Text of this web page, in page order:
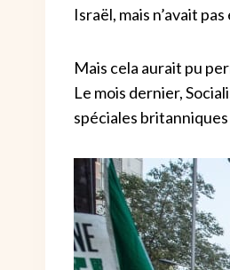
Israël, mais n’avait
Mais cela aurait pu
Le mois dernier,
spéciales britanniques